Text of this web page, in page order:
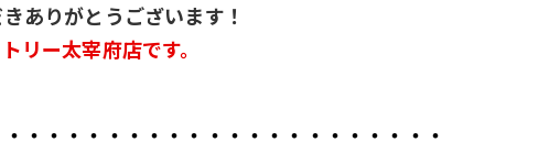
ありがとうございます！
リー太宰府店です。
・・・・・・・・・・・・・・・・・・・・・